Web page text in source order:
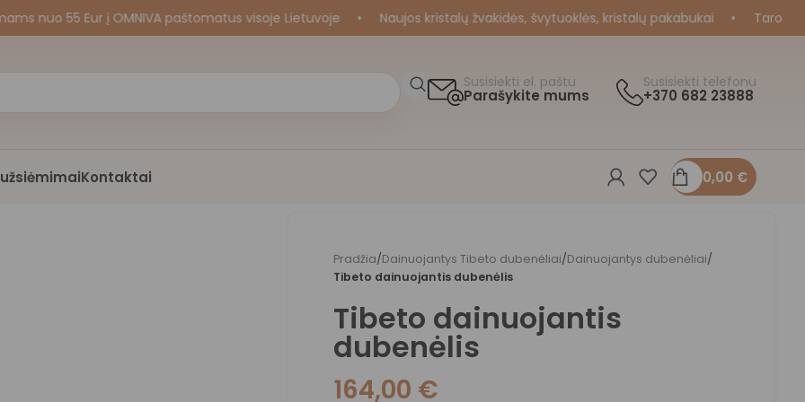
55 Eur į OMNIVA paštomatus visoje Lietuvoje • Naujos kristalų žvakidės, švytuoklės, kristalų pakabukai • Taro ir
Susisiekti el. paštu
Parašykite mums
Susisiekti telefonu
+370 682 23888
Kontaktai 0,00 €
Pradžia/Dainuojantys Tibeto dubenėliai/Dainuojantys dubenėliai/
Tibeto dainuojantis dubenėlis
Tibeto dainuojantis
dubenėlis
164,00 €